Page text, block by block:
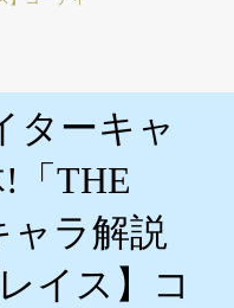
解像度とサイズまとめ
コン・スクリーンセーバー
ターキャ
!「THE
ャラ解説
イス】コ